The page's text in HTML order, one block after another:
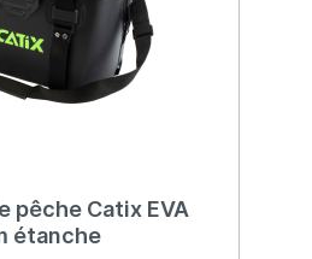
pêche Catix EVA
étanche